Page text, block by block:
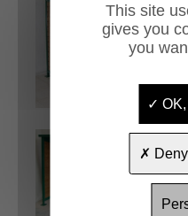
This site
gives you
you
OK,